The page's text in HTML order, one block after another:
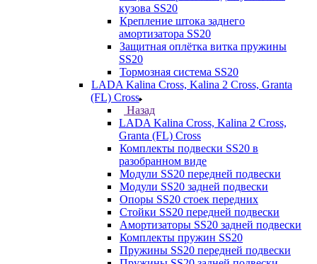
кузова SS20
Крепление штока заднего
амортизатора SS20
Защитная оплётка витка пружины
SS20
Тормозная система SS20
LADA Kalina Cross, Kalina 2 Cross, Granta
(FL) Cross
Назад
LADA Kalina Cross, Kalina 2 Cross,
Granta (FL) Cross
Комплекты подвески SS20 в
разобранном виде
Модули SS20 передней подвески
Модули SS20 задней подвески
Опоры SS20 стоек передних
Стойки SS20 передней подвески
Амортизаторы SS20 задней подвески
Комплекты пружин SS20
Пружины SS20 передней подвески